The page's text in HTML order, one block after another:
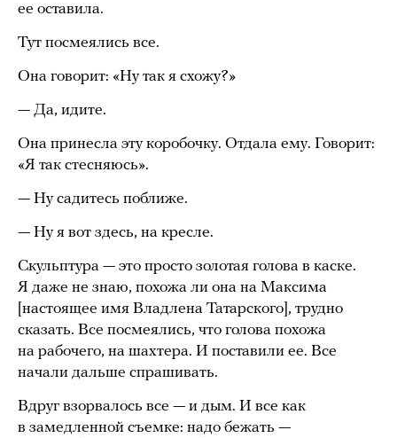
ее оставила.
Тут посмеялись все.
Она говорит: «Ну так я схожу?»
— Да, идите.
Она принесла эту коробочку. Отдала ему. Говорит:
«Я так стесняюсь».
— Ну садитесь поближе.
— Ну я вот здесь, на кресле.
Скульптура — это просто золотая голова в каске.
Я даже не знаю, похожа ли она на Максима
[настоящее имя Владлена Татарского], трудно
сказать. Все посмеялись, что голова похожа
на рабочего, на шахтера. И поставили ее. Все
начали дальше спрашивать.
Вдруг взорвалось все — и дым. И все как
в замедленной съемке: надо бежать —